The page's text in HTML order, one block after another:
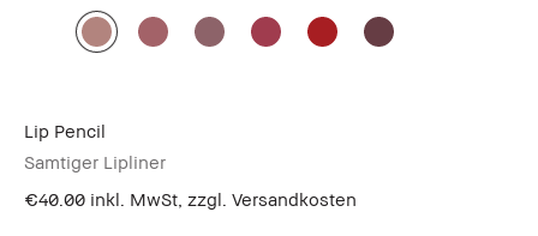
Lip Pencil
Samtiger Lipliner
€40.00 inkl. MwSt, zzgl. Versandkosten